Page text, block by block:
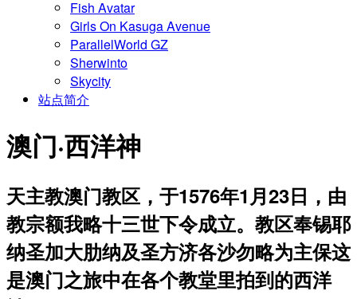
Fish Avatar
Girls On Kasuga Avenue
ParallelWorld GZ
Sherwinto
Skycity
站点简介
澳门·西洋神
天主教澳门教区，于1576年1月23日，由
教宗额我略十三世下令成立。教区奉锡耶
纳圣加大肋纳及圣方济各沙勿略为主保这
是澳门之旅中在各个教堂里拍到的西洋